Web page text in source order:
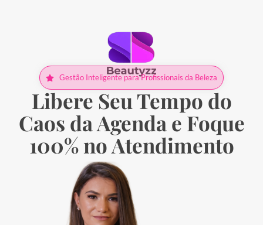
Gestão Inteligente para Profissionais da Beleza
Libere Seu Tempo do
Caos da Agendae Foque
100% no Atendimento